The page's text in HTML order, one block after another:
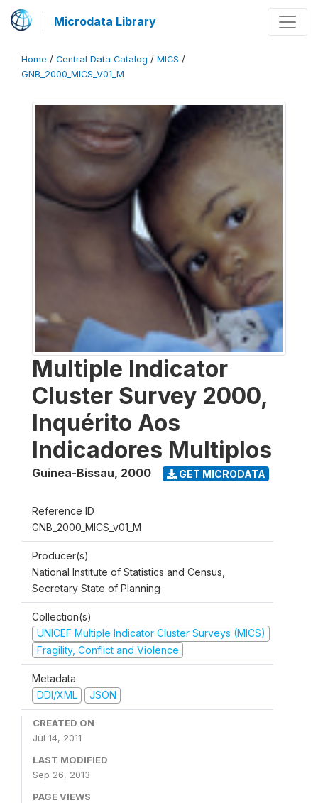
Microdata Library
Home / Central Data Catalog / MICS /
GNB_2000_MICS_V01_M
Multiple Indicator
Cluster Survey 2000,
Inquérito Aos
Indicadores Multiplos
Guinea-Bissau, 2000 GET MICRODATA
Reference ID
GNB_2000_MICS_v01_M
Producer(s)
National Institute of Statistics and Census,
Secretary State of Planning
Collection(s)
UNICEF Multiple Indicator Cluster Surveys (MICS)
Fragility, Conflict and Violence
Metadata
DDI/XML
JSON
CREATED ON
Jul 14, 2011
LAST MODIFIED
Sep 26, 2013
PAGE VIEWS